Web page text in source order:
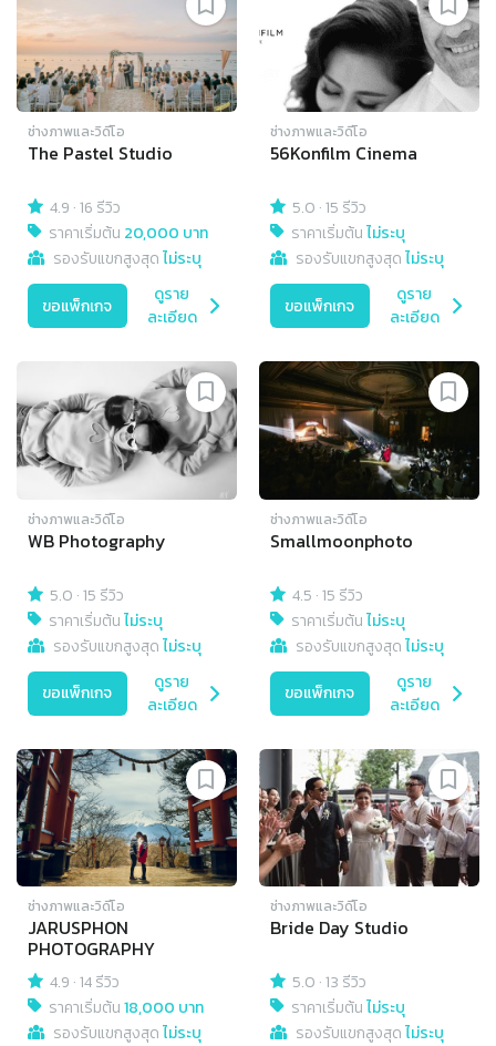
ช่างภาพและวิดีโอ
The Pastel Studio
4.9 ·16 รีวิว
ราคาเริ่มต้น 20,000 บาท
รองรับแขกสูงสุดไม่ระบุ
ขอแพ็กเกจ
ดูราย
ละเอียด
ช่างภาพและวิดีโอ
56Konfilm Cinema
5.0 ·15 รีวิว
ราคาเริ่มต้นไม่ระบุ
รองรับแขกสูงสุดไม่ระบุ
ขอแพ็กเกจ
ดูราย
ละเอียด
ช่างภาพและวิดีโอ
WB Photography
5.0 ·15 รีวิว
ราคาเริ่มต้นไม่ระบุ
รองรับแขกสูงสุดไม่ระบุ
ขอแพ็กเกจ
ดูราย
ละเอียด
ช่างภาพและวิดีโอ
Smallmoonphoto
4.5 ·15 รีวิว
ราคาเริ่มต้นไม่ระบุ
รองรับแขกสูงสุดไม่ระบุ
ขอแพ็กเกจ
ดูราย
ละเอียด
ช่างภาพและวิดีโอ
JARUSPHON
PHOTOGRAPHY
4.9 ·14 รีวิว
ราคาเริ่มต้น18,000 บาท
รองรับแขกสูงสุดไม่ระบุ
ช่างภาพและวิดีโอ
Bride Day Studio
5.0 ·13 รีวิว
ราคาเริ่มต้นไม่ระบุ
รองรับแขกสูงสุดไม่ระบุ